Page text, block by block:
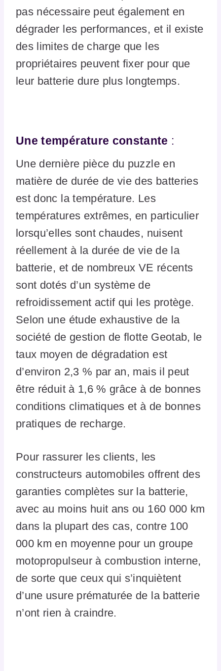
pas nécessaire peut également en
dégrader les performances, et il existe
des limites de charge que les
propriétaires peuvent fixer pour que
leur batterie dure plus longtemps.
Une température constante :
Une dernière pièce du puzzle en
matière de durée de vie des batteries
est donc la température. Les
températures extrêmes, en particulier
lorsqu’elles sont chaudes, nuisent
réellement à la durée de vie de la
batterie, et de nombreux VE récents
sont dotés d’un système de
refroidissement actif qui les protège.
Selon une étude exhaustive de la
société de gestion de flotte Geotab, le
taux moyen de dégradation est
d’environ 2,3 % par an, mais il peut
être réduit à 1,6 % grâce à de bonnes
conditions climatiques et à de bonnes
pratiques de recharge.
Pour rassurer les clients, les
constructeurs automobiles offrent des
garanties complètes sur la batterie,
avec au moins huit ans ou 160 000 km
dans la plupart des cas, contre 100
000 km en moyenne pour un groupe
motopropulseur à combustion interne,
de sorte que ceux qui s’inquiètent
d’une usure prématurée de la batterie
n’ont rien à craindre.